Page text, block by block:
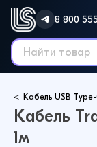
8 800
Кабель USB
Кабель
1м